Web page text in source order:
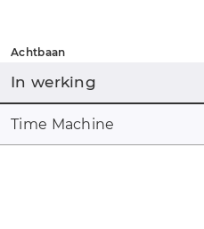
Achtbaan
In werking
Time Machine